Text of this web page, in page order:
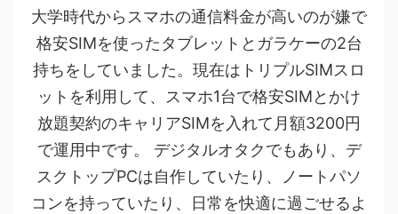
大学時代からスマホの通信料金が高いのが嫌で
格安SIMを使ったタブレットとガラケーの2台
持ちをしていました。現在はトリプルSIMスロ
ットを利用して、スマホ1台で格安SIMとかけ
放題契約のキャリアSIMを入れて月額3200円
で運用中です。 デジタルオタクでもあり、デ
スクトップPCは自作していたり、ノートパソ
コンを持っていたり、日常を快適に過ごせるよ